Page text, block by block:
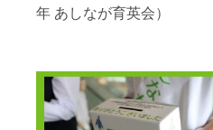
年 あしなが育英会）